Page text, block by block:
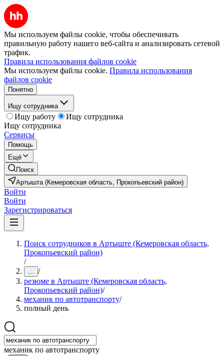
Мы используем файлы cookie, чтобы обеспечивать
правильную работу нашего веб-сайта и анализировать сетевой
трафик.
Правила использования файлов cookie
Мы используем файлы cookie. Правила использования
файлов cookie
Понятно
Ищу сотрудника
Ищу работу
Ищу сотрудника
Ищу сотрудника
Сервисы
Помощь
Ещё
Поиск
Артышта (Кемеровская область, Прокопьевский район)
Войти
Войти
Зарегистрироваться
Поиск сотрудников в Артыште (Кемеровская область,
Прокопьевский район)
/
... /
резюме в Артыште (Кемеровская область,
Прокопьевский район)/
механик по автотранспорту/
полный день
механик по автотранспорту